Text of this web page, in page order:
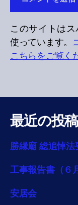
このサイトは
使っています。
こちらをご覧く
最近の投稿
勝縁廟 総追悼法
工事報告書（６
安居会